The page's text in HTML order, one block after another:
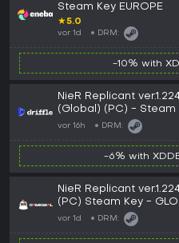
Steam Key EUROPE
★5.0
vor 1d DRM:
-10% with
NieR Replicant
(Global) (PC) - Steam
vor 16h DRM:
-6% with
NieR Replicant
(PC) Steam Key -
vor 1d DRM: